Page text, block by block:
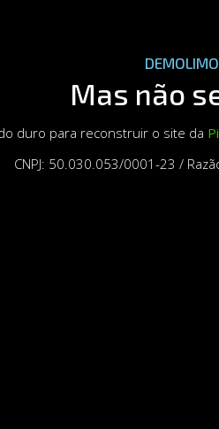
Mas não
duro para reconstruir o site da
CNPJ: 50.030.053/0001-23 /